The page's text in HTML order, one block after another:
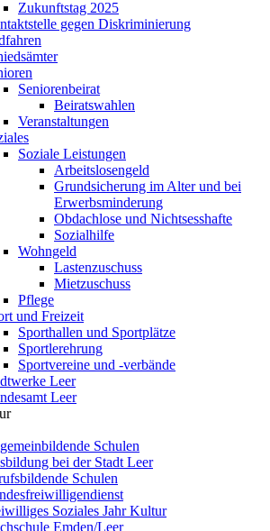
Zukunftstag 2025
gegen Diskriminierung
Seniorenbeirat
Beiratswahlen
Veranstaltungen
Soziale Leistungen
Arbeitslosengeld
Grundsicherung im Alter und bei
Erwerbsminderung
Obdachlose und Nichtsesshafte
Sozialhilfe
Wohngeld
Lastenzuschuss
Mietzuschuss
Pflege
und Freizeit
Sporthallen und Sportplätze
Sportlerehrung
Sportvereine und -verbände
Leer
Leer
Schulen
bei der Stadt Leer
Schulen
Soziales Jahr Kultur
Emden/Leer